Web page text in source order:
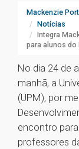
Mackenzie
Notícias
Integra
para alunos do
No dia 24 de
manhã, a
(UPM), por
encontro
professores